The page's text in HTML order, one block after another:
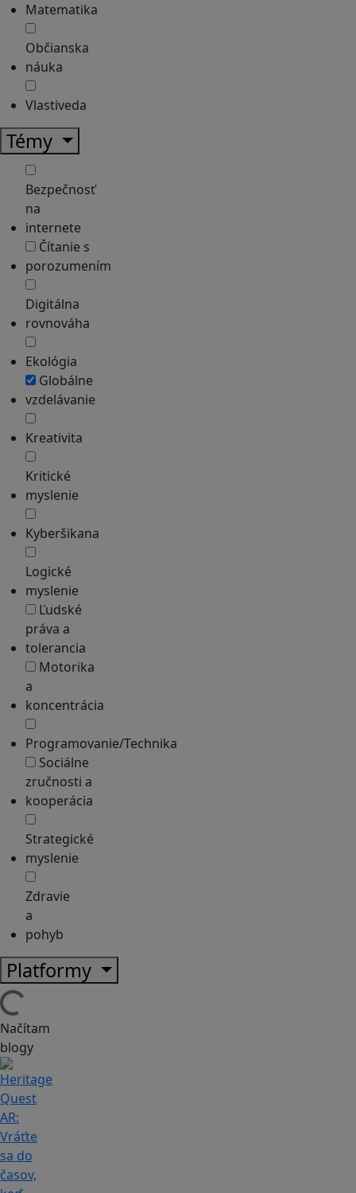
Matematika
Občianska
náuka
Vlastiveda
Témy
Bezpečnosť
na
internete
Čítanie s
porozumením
Digitálna
rovnováha
Ekológia
Globálne
vzdelávanie
Kreativita
Kritické
myslenie
Kyberšikana
Logické
myslenie
Ľudské
práva a
tolerancia
Motorika
a
koncentrácia
Programovanie/Technika
Sociálne
zručnosti a
kooperácia
Strategické
myslenie
Zdravie
a
pohyb
Platformy
Načítam
blogy